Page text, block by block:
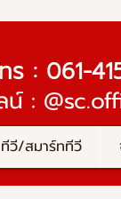
ร : 061-
น์ :
ทีวี/สมาร์ททีวี